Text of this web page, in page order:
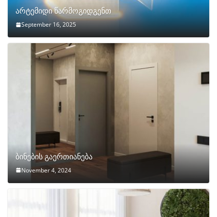
არტემიდი წარმოგიდგენთ
September 16, 2025
ბინების გაერთიანება
November 4, 2024